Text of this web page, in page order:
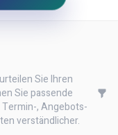
Sie Ihren
Sie passende
, Angebots-
verständlicher.